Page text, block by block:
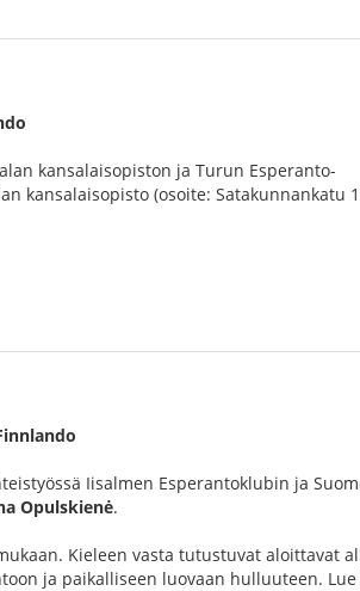
kansalaisopiston ja Turun Esperanto-
kansalaisopisto (osoite: Satakunnankatu
Iisalmen Esperantoklubin ja
Opulskienė.
Kieleen vasta tutustuvat aloittavat
ja paikalliseen luovaan hulluuteen. Lue